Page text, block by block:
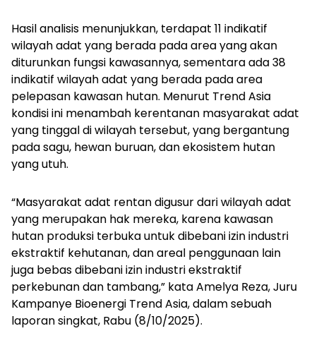
Hasil analisis menunjukkan, terdapat 11 indikatif
wilayah adat yang berada pada area yang akan
diturunkan fungsi kawasannya, sementara ada 38
indikatif wilayah adat yang berada pada area
pelepasan kawasan hutan. Menurut Trend Asia
kondisi ini menambah kerentanan masyarakat adat
yang tinggal di wilayah tersebut, yang bergantung
pada sagu, hewan buruan, dan ekosistem hutan
yang utuh.
“Masyarakat adat rentan digusur dari wilayah adat
yang merupakan hak mereka, karena kawasan
hutan produksi terbuka untuk dibebani izin industri
ekstraktif kehutanan, dan areal penggunaan lain
juga bebas dibebani izin industri ekstraktif
perkebunan dan tambang,” kata Amelya Reza, Juru
Kampanye Bioenergi Trend Asia, dalam sebuah
laporan singkat, Rabu (8/10/2025).